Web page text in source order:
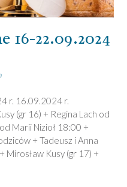
16-22.09.2024
r. 16.09.2024 r.
(gr 16) + Regina Lach od
Marii Nizioł 18:00 +
+ Tadeusz i Anna
Kusy (gr 17) +